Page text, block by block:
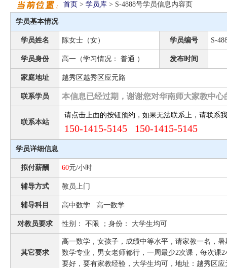
首页 > 学员库 > S-4888号学员信息内容页
学员基本情况
学员姓名 陈女士（女） 学员编号 S-
学员身份 高一（学习情况： 普通 ） 发布时间
家庭地址 越秀区越秀区应元路
联系学员 本信息已经过期，谢谢您对华南师大家教中心
联系本站
请点击上面的按钮预约，如果无法联系上，请联系
150-1415-5145 150-1415-5145
学员详细信息
拟付薪酬 60元/小时
辅导方式 教员上门
辅导科目 高中数学 高一数学
对教员要求 性别： 不限 ；身份： 大学生均可
其它要求
高一数学，女孩子，成绩中等水平，请家教一名，
数学专业，男女老师都行，一周最少2次课，每次课
要好，要有家教经验，大学生均可，地址：越秀区应